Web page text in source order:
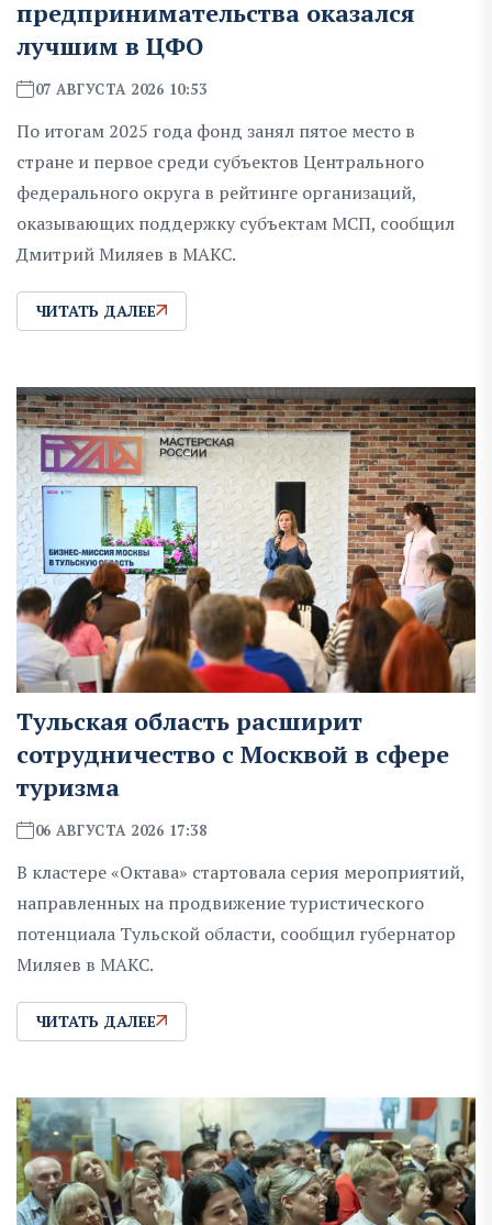
предпринимательства оказался
лучшим в ЦФО
07 АВГУСТА 2026 10:53
По итогам 2025 года фонд занял пятое место в
стране и первое среди субъектов Центрального
федерального округа в рейтинге организаций,
оказывающих поддержку субъектам МСП, сообщил
Дмитрий Миляев в MAKC.
ЧИТАТЬ ДАЛЕЕ
Тульская область расширит
сотрудничество с Москвой в сфере
туризма
06 АВГУСТА 2026 17:38
В кластере «Октава» стартовала серия мероприятий,
направленных на продвижение туристического
потенциала Тульской области, сообщил губернатор
Миляев в MAKC.
ЧИТАТЬ ДАЛЕЕ